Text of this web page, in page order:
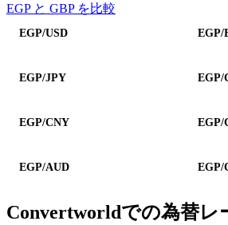
EGP と GBP を比較
EGP/USD EGP/
EGP/JPY EGP/
EGP/CNY EGP/
EGP/AUD EGP/
Convertworldでの為替レ